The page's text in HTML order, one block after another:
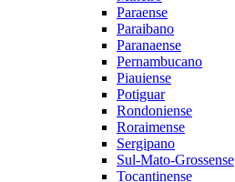
Paraense
Paraibano
Paranaense
Pernambucano
Piauiense
Potiguar
Rondoniense
Roraimense
Sergipano
Sul-Mato-Grossense
Tocantinense